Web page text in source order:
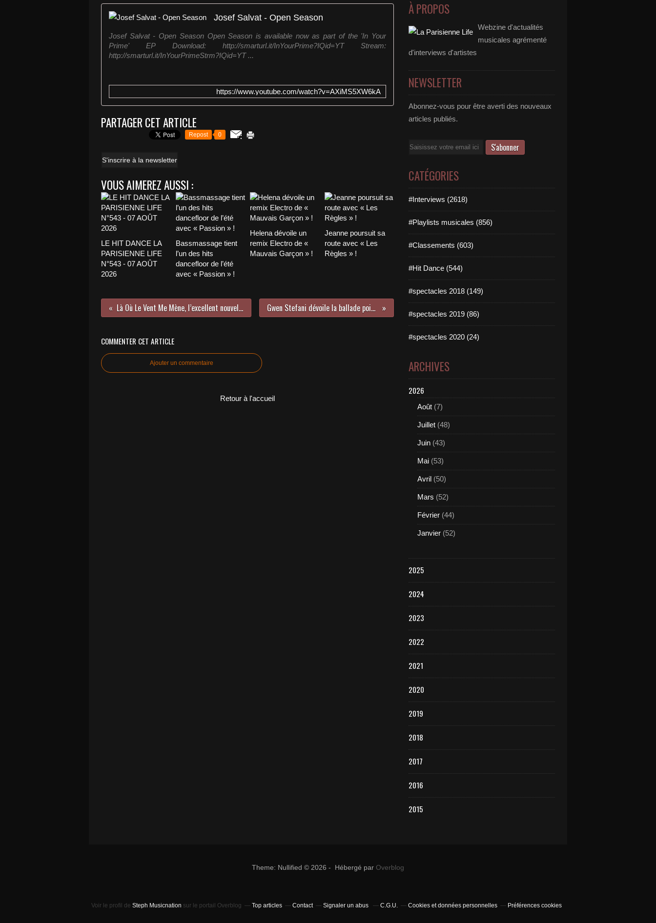
Josef Salvat - Open Season
Josef Salvat - Open Season Open Season is available now as part of the 'In Your
Prime' EP Download: http://smarturl.it/InYourPrime?IQid=YT Stream:
http://smarturl.it/InYourPrimeStrm?IQid=YT ...
https://www.youtube.com/watch?v=AXiMS5XW6kA
PARTAGER CET ARTICLE
Repost 0
S'inscrire à la newsletter
VOUS AIMEREZ AUSSI :
LE HIT DANCE LA
PARISIENNE LIFE
N°543 - 07 AOÛT
2026
Bassmassage tient
l’un des hits
dancefloor de l’été
avec « Passion » !
Helena dévoile un
remix Electro de «
Mauvais Garçon » !
Jeanne poursuit sa
route avec « Les
Règles » !
Là Où Le Vent Me Mène, l’excellent nouvel album de Keen’V est sorti hier ! Gwen Stefani dévoile la ballade poignante We Used To Love You !
COMMENTER CET ARTICLE
Ajouter un commentaire
Retour à l'accueil
À PROPOS
Webzine d'actualités
musicales agrémenté
d'interviews d'artistes
NEWSLETTER
Abonnez-vous pour être averti des nouveaux
articles publiés.
Email
CATÉGORIES
#Interviews (2618)
#Playlists musicales (856)
#Classements (603)
#Hit Dance (544)
#spectacles 2018 (149)
#spectacles 2019 (86)
#spectacles 2020 (24)
ARCHIVES
2026
Août (7)
Juillet (48)
Juin (43)
Mai (53)
Avril (50)
Mars (52)
Février (44)
Janvier (52)
2025
2024
2023
2022
2021
2020
2019
2018
2017
2016
2015
Theme: Nullified © 2026 - Hébergé par Overblog
Voir le profil de Steph Musicnation sur le portail Overblog Top articles Contact Signaler un abus C.G.U. Cookies et données personnelles Préférences cookies